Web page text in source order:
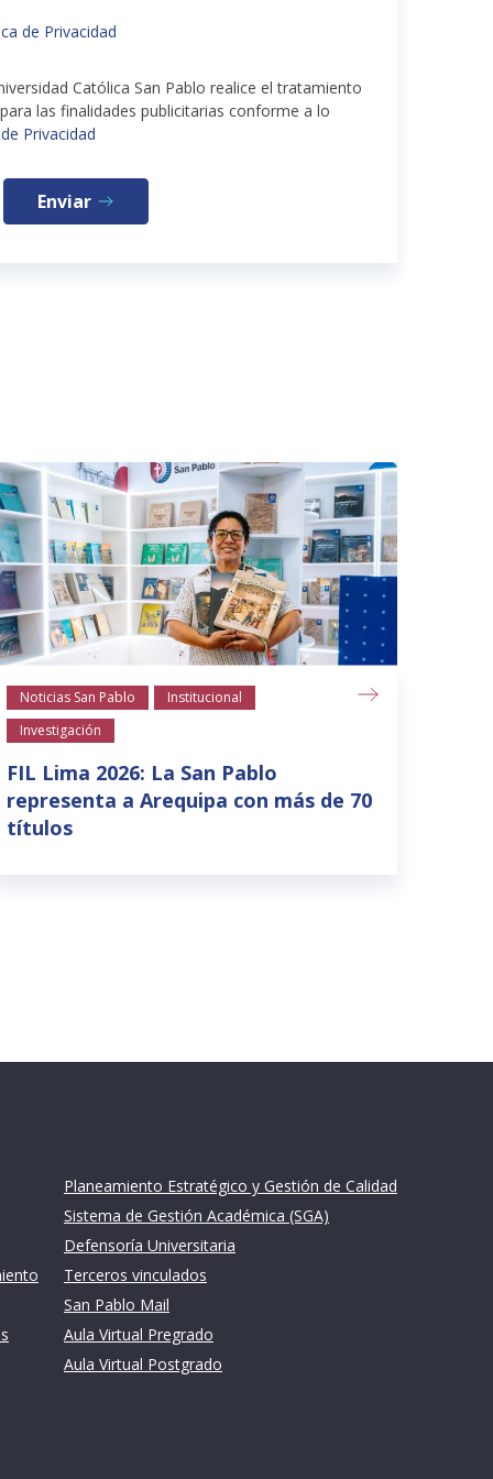
de Privacidad
Católica San Pablo realice el tratamiento
las finalidades publicitarias conforme a lo
Privacidad
Enviar
Noticias San Pablo
Institucional
Investigación
FIL Lima 2026: La San Pablo
representa a Arequipa con más de 70
títulos
Planeamiento Estratégico y Gestión de Calidad
Sistema de Gestión Académica (SGA)
Defensoría Universitaria
Terceros vinculados
San Pablo Mail
Aula Virtual Pregrado
Aula Virtual Postgrado